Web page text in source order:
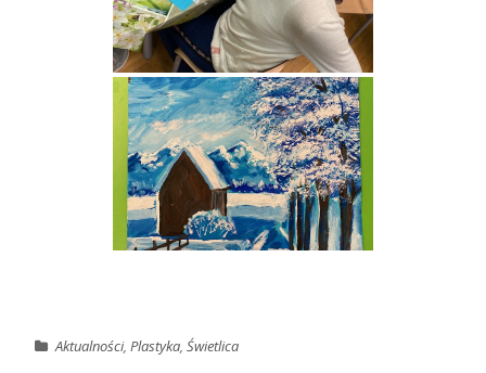
Aktualności,Plastyka,Świetlica